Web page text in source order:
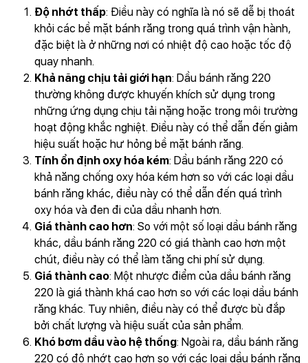
Độ nhớt thấp: Điều này có nghĩa là nó sẽ dễ bị thoát
khỏi các bề mặt bánh răng trong quá trình vận hành,
đặc biệt là ở những nơi có nhiệt độ cao hoặc tốc độ
quay nhanh.
Khả năng chịu tải giới hạn: Dầu bánh răng 220
thường không được khuyến khích sử dụng trong
những ứng dụng chịu tải nặng hoặc trong môi trường
hoạt động khắc nghiệt. Điều này có thể dẫn đến giảm
hiệu suất hoặc hư hỏng bề mặt bánh răng.
Tính ổn định oxy hóa kém: Dầu bánh răng 220 có
khả năng chống oxy hóa kém hơn so với các loại dầu
bánh răng khác, điều này có thể dẫn đến quá trình
oxy hóa và đen đi của dầu nhanh hơn.
Giá thành cao hơn: So với một số loại dầu bánh răng
khác, dầu bánh răng 220 có giá thành cao hơn một
chút, điều này có thể làm tăng chi phí sử dụng.
Giá thành cao: Một nhược điểm của dầu bánh răng
220 là giá thành khá cao hơn so với các loại dầu bánh
răng khác. Tuy nhiên, điều này có thể được bù đắp
bởi chất lượng và hiệu suất của sản phẩm.
Khó bơm dầu vào hệ thống: Ngoài ra, dầu bánh răng
220 có độ nhớt cao hơn so với các loại dầu bánh răng